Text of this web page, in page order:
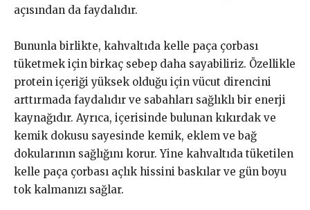
açısından da faydalıdır.
Bununla birlikte, kahvaltıda kelle paça çorbası
tüketmek için birkaç sebep daha sayabiliriz. Özellikle
protein içeriği yüksek olduğu için vücut direncini
arttırmada faydalıdır ve sabahları sağlıklı bir enerji
kaynağıdır. Ayrıca, içerisinde bulunan kıkırdak ve
kemik dokusu sayesinde kemik, eklem ve bağ
dokularının sağlığını korur. Yine kahvaltıda tüketilen
kelle paça çorbası açlık hissini baskılar ve gün boyu
tok kalmanızı sağlar.